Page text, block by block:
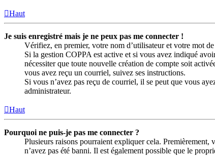
Haut
Je suis enregistré mais je ne peux pas me connecter !
Vérifiez, en premier, votre nom d’utilisateur et votre mot
Si la gestion COPPA est active et si vous avez indiqué
nécessiter que toute nouvelle création de compte soit
vous avez reçu un courriel, suivez ses instructions.
Si vous n’avez pas reçu de courriel, il se peut que vous
administrateur.
Haut
Pourquoi ne puis-je pas me connecter ?
Plusieurs raisons pourraient expliquer cela.
n’avez pas été banni. Il est également possible que le